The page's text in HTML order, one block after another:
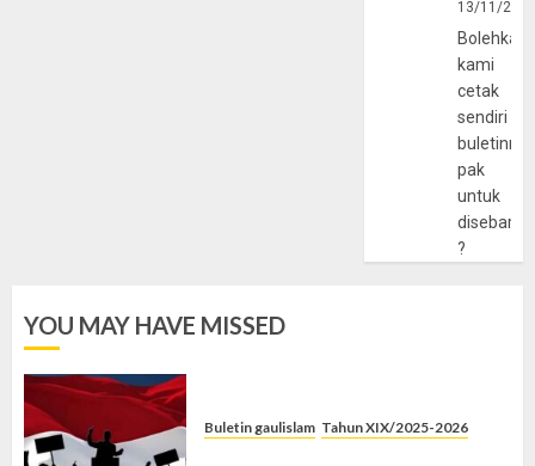
13/11/
Bolehkah
kami
cetak
sendiri
pak
untuk
?
YOU MAY HAVE MISSED
Buletin gaulislam Tahun XIX/2025-2026